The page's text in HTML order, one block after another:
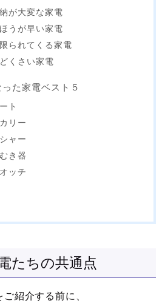
が大変な家電
うが早い家電
られてくる家電
くさい家電
た家電ベスト５
ト
リー
ャー
き器
ッチ
たちの共通点
紹介する前に、